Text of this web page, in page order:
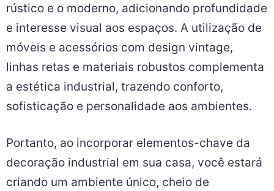
rústico e o moderno, adicionando profundidade
e interesse visual aos espaços. A utilização de
móveis e acessórios com design vintage,
linhas retas e materiais robustos complementa
a estética industrial, trazendo conforto,
sofisticação e personalidade aos ambientes.
Portanto, ao incorporar elementos-chave da
decoração industrial em sua casa, você estará
criando um ambiente único, cheio de